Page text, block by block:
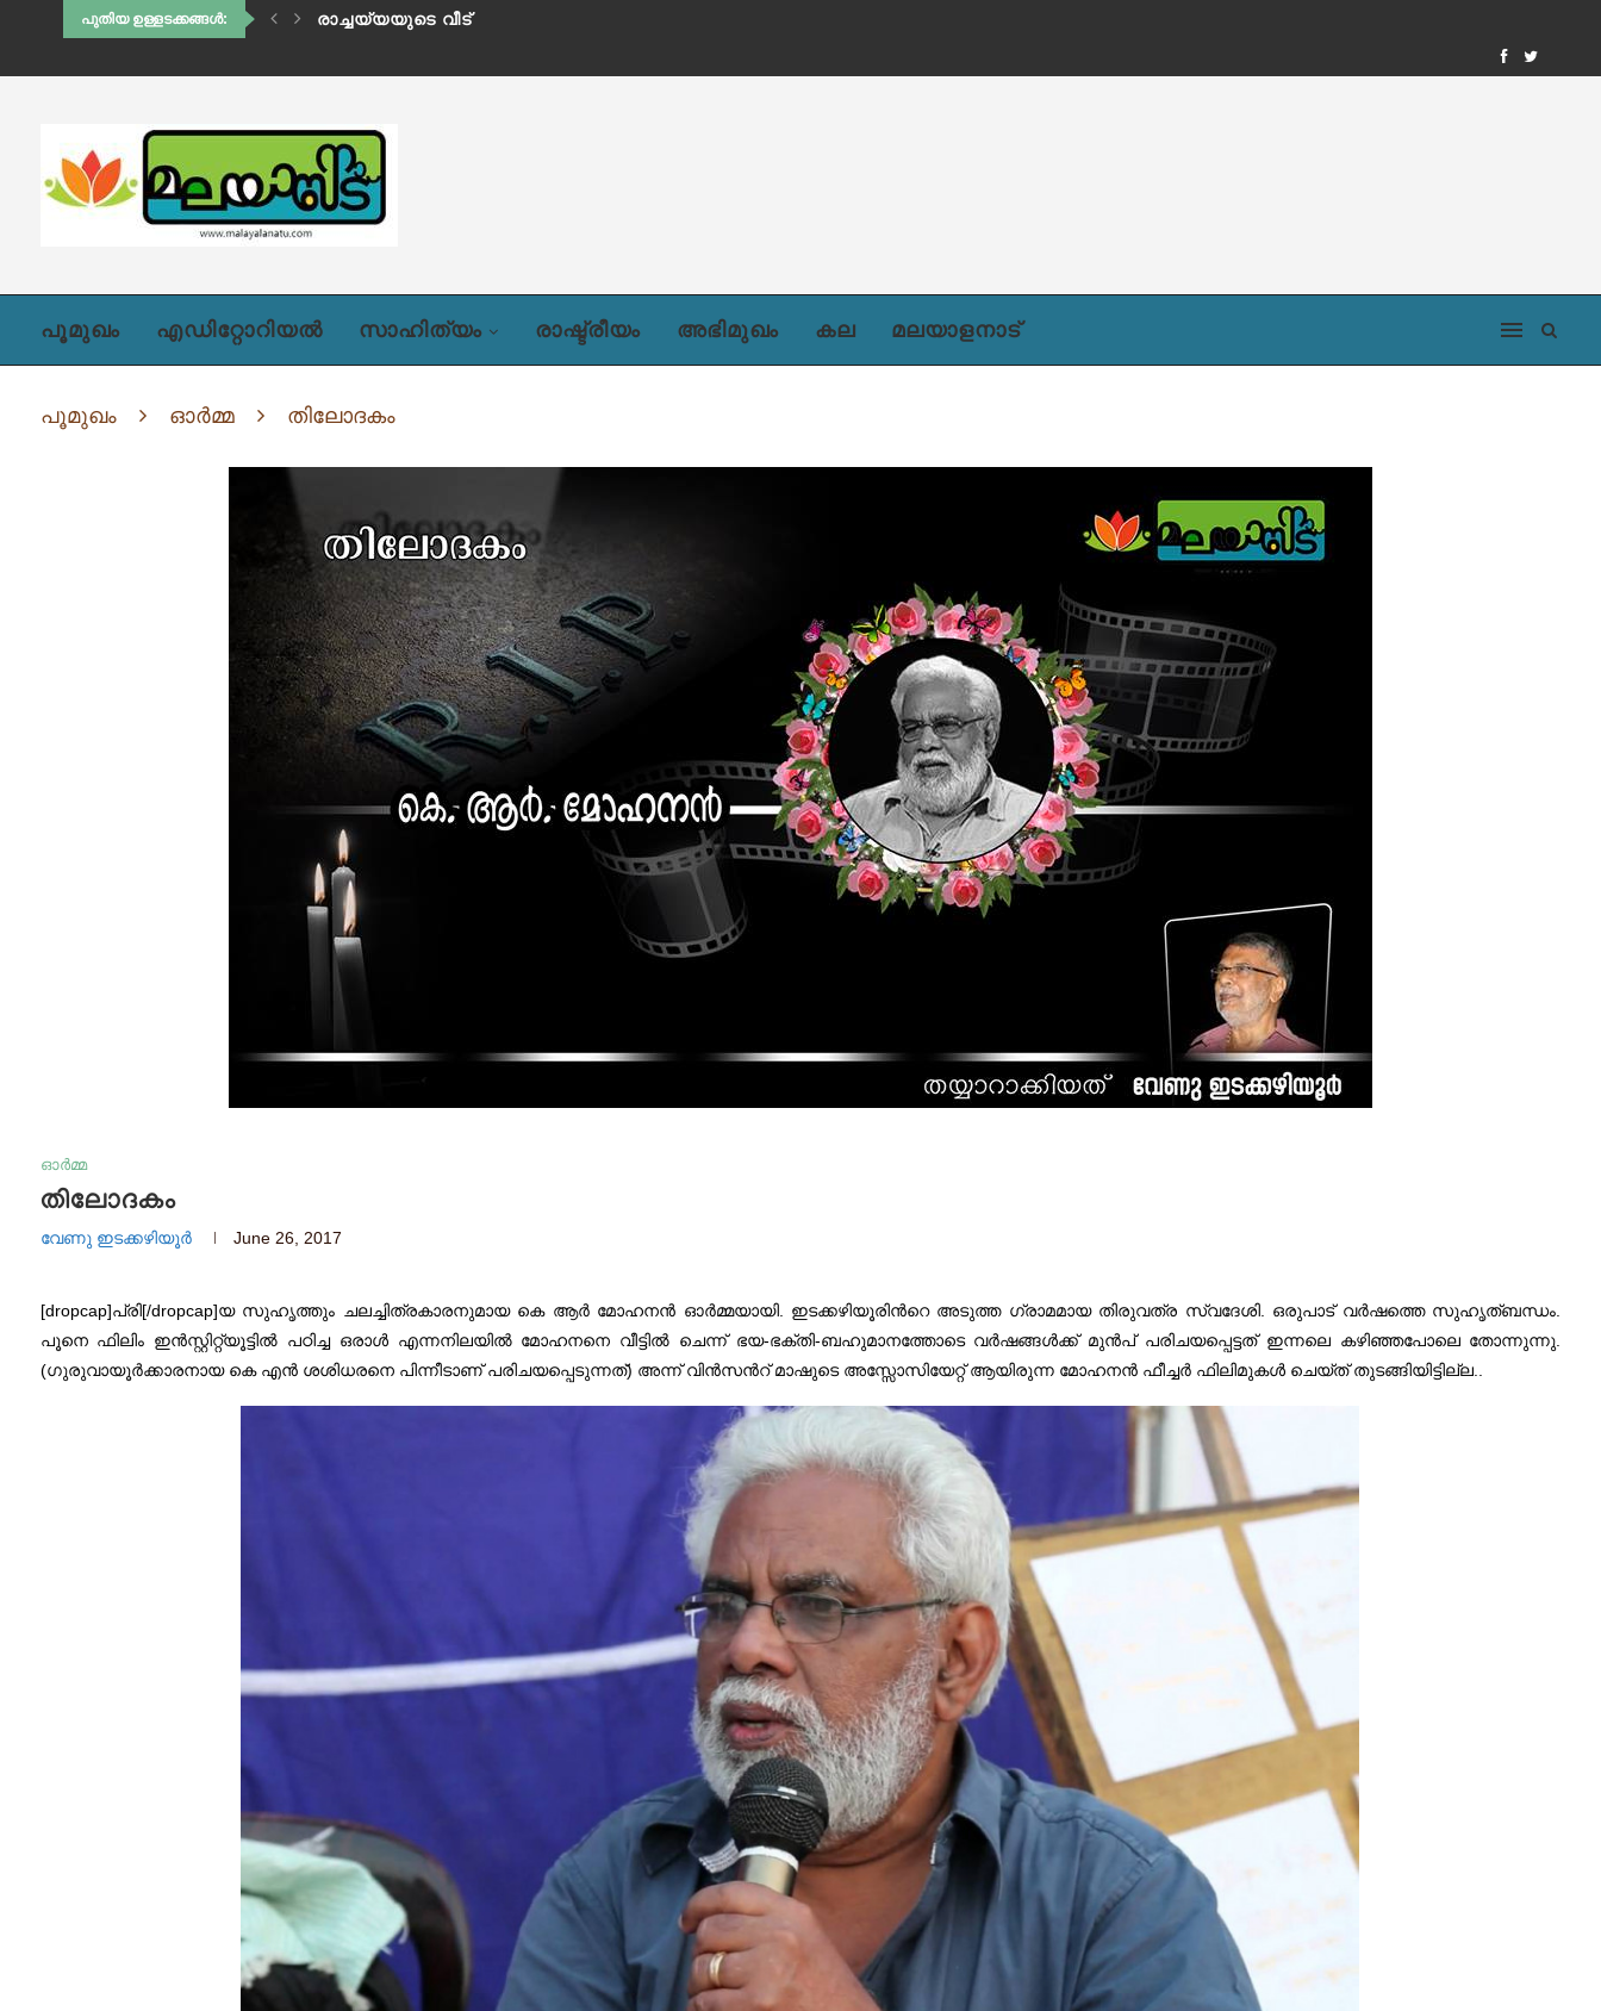
പുതിയ ഉള്ളടക്കങ്ങൾ: ഹിഡിംബി (അദ്ധ്യായം ഒന്ന്)
പൂമുഖം എഡിറ്റോറിയൽ സാഹിത്യം രാഷ്ട്രീയം അഭിമുഖം കല മലയാളനാട്
പൂമുഖം ഓർമ്മ തിലോദകം
ഓർമ്മ
തിലോദകം
വേണു ഇടക്കഴിയൂര്‍ June 26, 2017
[dropcap]പ്രി[/dropcap]യ സുഹൃത്തും ചലച്ചിത്രകാരനുമായ കെ ആർ മോഹനൻ ഓർമ്മയായി. ഇടക്കഴിയൂരിന്‍റെ അടുത്ത ഗ്രാമമായ തിരുവത്ര സ്വദേശി. ഒരുപാട് വർഷത്തെ സുഹൃത്ബന്ധം.
പൂനെ ഫിലിം ഇന്‍സ്റ്റിറ്റ്യൂട്ടിൽ പഠിച്ച ഒരാൾ എന്നനിലയിൽ മോഹനനെ വീട്ടിൽ ചെന്ന് ഭയ-ഭക്തി-ബഹുമാനത്തോടെ വർഷങ്ങൾക്ക്‌ മുൻപ് പരിചയപ്പെട്ടത് ഇന്നലെ കഴിഞ്ഞപോലെ തോന്നുന്നു.
(ഗുരുവായൂർക്കാരനായ കെ എൻ ശശിധരനെ പിന്നീടാണ് പരിചയപ്പെടുന്നത്) അന്ന് വിൻസന്‍റ് മാഷുടെ അസ്സോസിയേറ്റ് ആയിരുന്ന മോഹനൻ ഫീച്ചർ ഫിലിമുകൾ ചെയ്ത് തുടങ്ങിയിട്ടില്ല..